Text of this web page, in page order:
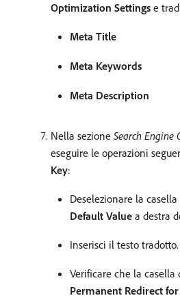
Optimization Settings e
Meta Title
Meta Keywords
Meta Description
Nella sezione Search Engine
eseguire le operazioni
Key:
Deselezionare la
Default Value a destra
Inserisci il testo tradotto.
Verificare che la
Permanent Redirect